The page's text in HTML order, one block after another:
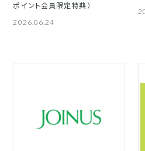
ポイント会員限定特典）
2026.06.24